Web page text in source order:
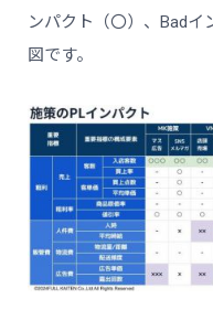
ンパクト（〇）、Bad
図です。